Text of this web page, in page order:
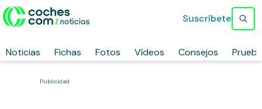
Noticias Fichas Fotos Vídeos Consejos
Suscríbete
Publicidad